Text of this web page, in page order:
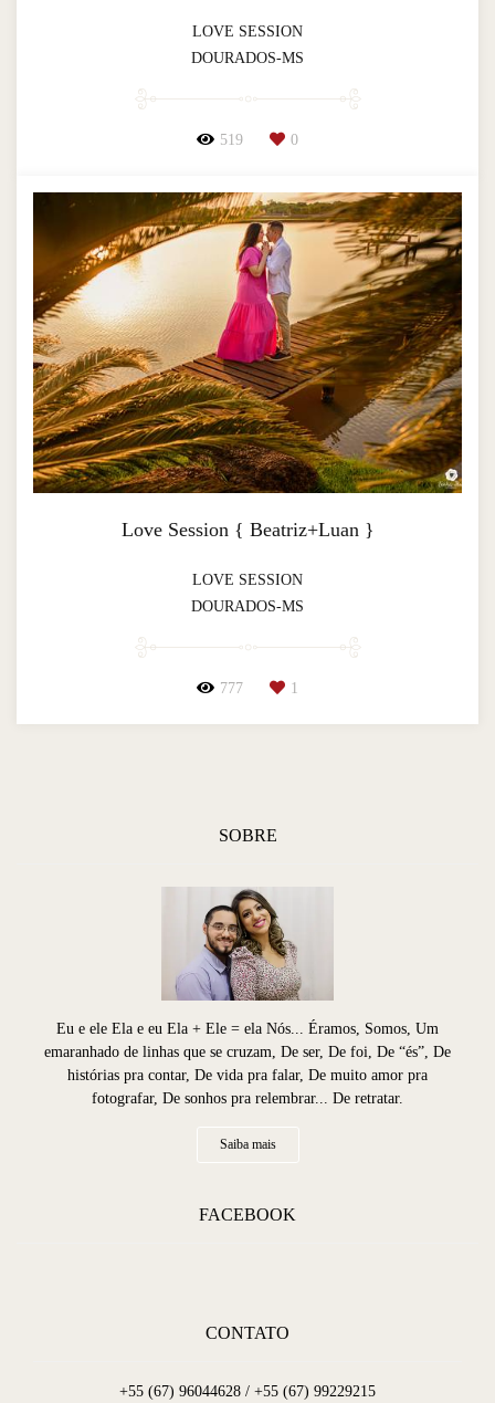
LOVE SESSION
DOURADOS-MS
519 0
Love Session { Beatriz+Luan }
LOVE SESSION
DOURADOS-MS
777 1
SOBRE
Eu e ele Ela e eu Ela + Ele = ela Nós... Éramos, Somos, Um
emaranhado de linhas que se cruzam, De ser, De foi, De “és”, De
histórias pra contar, De vida pra falar, De muito amor pra
fotografar, De sonhos pra relembrar... De retratar.
Saiba mais
FACEBOOK
CONTATO
+55 (67) 96044628 / +55 (67) 99229215